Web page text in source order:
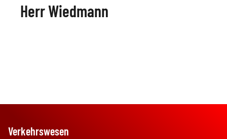
Herr Wiedmann
Verkehrswesen